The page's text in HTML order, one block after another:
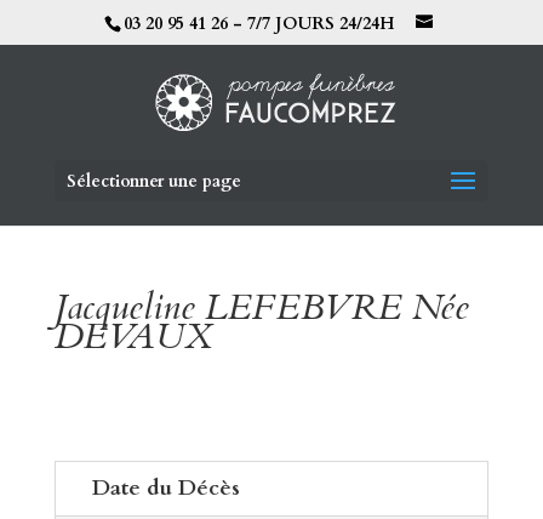
03 20 95 41 26 - 7/7 JOURS 24/24H
Sélectionner une page
Jacqueline LEFEBVRE Née
DEVAUX
Date du Décès